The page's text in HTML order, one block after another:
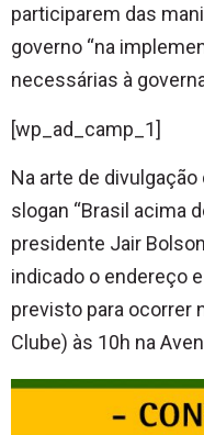
participarem das
governo “na
necessárias à
[wp_ad_camp_1]
Na arte de
slogan “Brasil acima
presidente Jair
indicado o endereço
previsto para ocorrer
Clube) às 10h na